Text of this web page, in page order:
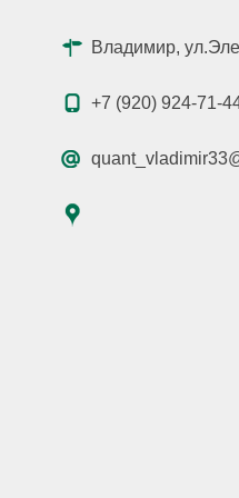
Владимир,
+7 (920) 924-71-